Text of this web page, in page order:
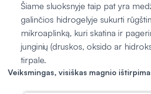
Šiame sluoksnyje taip pat yra
galinčios hidrogelyje sukurti
mikroaplinką, kuri skatina ir
junginių (druskos, oksido ar
tirpale.
Veiksmingas, visiškas magnio